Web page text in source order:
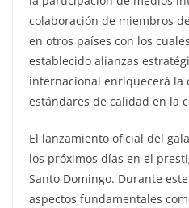
colaboración de miembros
en otros países con los
establecido alianzas
internacional enriquecerá la
estándares de calidad en la
El lanzamiento oficial del
los próximos días en el
Santo Domingo. Durante
aspectos fundamentales